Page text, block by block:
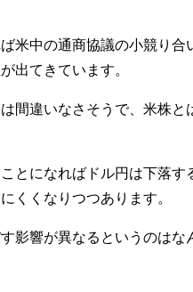
米中の通商協議の小競り
出てきています。
間違いなさそうで、米株
とになればドル円は下落
くくなりつつあります。
影響が異なるというのは